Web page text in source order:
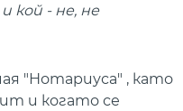
кой - не, не
"Нотариуса" , като
и когато се